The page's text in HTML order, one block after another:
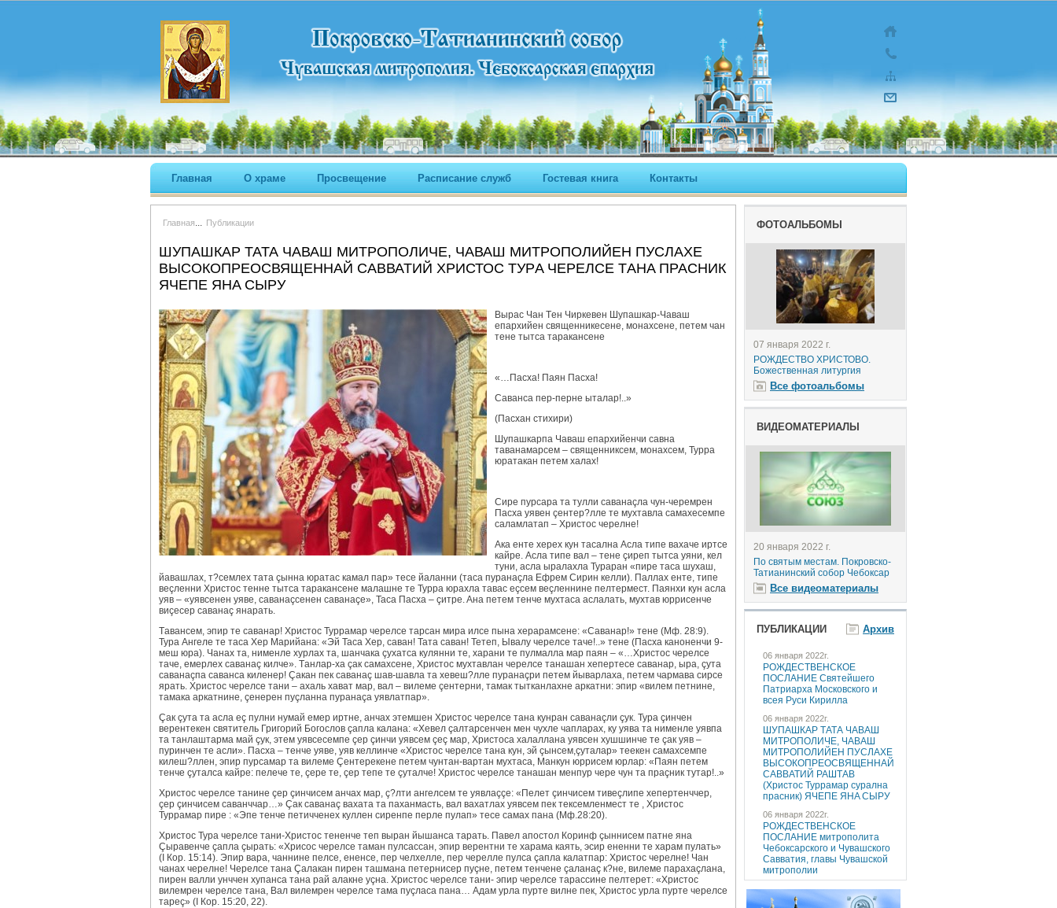
Главная О храме Просвещение Расписание служб Гостевая книга Контакты
Главная... Публикации
ШУПАШКАР ТАТА ЧAВАШ МИТРОПОЛИЧE, ЧAВАШ МИТРОПОЛИЙEН ПУCЛAХE
ВЫСОКОПРЕОСВЯЩЕННAЙ САВВАТИЙ ХРИСТОС ТУРA ЧEРEЛСЕ ТAНA ПРАCНИК
ЯЧEПЕ ЯНA CЫРУ
Вырaс Чaн Тeн Чиркeвeн Шупашкар-Чaваш
епархийeн священникeсене, монахсене, пeтeм чaн
тeне тытса тaракансене
«…Пасха! Паян Пасха!
Савaнса пeр-пeрне ыталар!..»
(Пасхaн стихири)
Шупашкарпа Чaваш епархийeнчи савнa
тaванaмaрсем – священниксем, монахсем, Турра
юратакан пeтeм халaх!
Сире пурсaра та тулли савaнaçлa чун-чeремрен
Пасха уявeн çeнтер?ллe те мухтавлa сaмахeсемпе
саламлатaп – Христос чeрeлнe!
Акa eнтe хeрeх кун тaсaлнa Аслa типe вaхaчe иртсе
кайрe. Аслa типe вaл – тeне çирeп тытса уяни, кeл
туни, аслa ырaлaхлa Турaран «пире таса шухaш,
йaвашлaх, т?сeмлeх тата çынна юратас кaмaл пар» тесе йaлaнни (таса пурaнaçлa Ефрем Сирин кeлли). Паллах eнтe, типe
вeçленни Христос тeнне тытса тaракансене малашне те Турра юрaхлa тaвас eçсем вeçленнине пeлтермест. Паянхи кун аслa
уяв – «уявсенeн уявe, савaнaçсенeн савaнaçe», Таса Пасха – çитрe. Aна пeтeм тeнче мухтаса аслaлать, мухтав юррисенче
виçесeр савaнaç янaрать.
Тaвансем, эпир те савaнар! Христос Туррaмaр чeрeлсе тaрсан мирa илсе пынa хeрарaмсене: «Савaнaр!» тенe (Мф. 28:9).
Турa Ангелe те таса Хeр Марийaна: «Эй Таса Хeр, савaн! Тата савaн! Тетeп, Ывaлу чeрeлсе тaчe!..» тенe (Пасха канонeнчи 9-
мeш юрa). Чaнах та, нимeнле хурлaх та, шанчaка çухатса кулянни те, хaрани те пулмалла мар паян – «…Христос чeрeлсе
тaчe, eмeрлeх савaнaç килчe». Тaнлар-ха çак сaмахсене, Христос мухтавлaн чeрeлсе тaнaшaн хeпeртесе савaнар, ырa, çутa
савaнaçпа савaнса киленер! Çакaн пек савaнaç шaв-шавлa та хeвeш?ллe пурaнaçри пeтeм йывaрлaха, пeтeм чaрмава сирсе
ярать. Христос чeрeлсе тaни – ахаль хaват мар, вaл – вилeме çeнтерни, тамaк тыткaнлaхне аркатни: эпир «вилeм пeтнине,
тамaка аркатнине, çeнeрен пуçланнa пурaнaçа уявлатпaр».
Çак çутa та аслa eç пулни нумай eмeр иртнe, анчах этемшeн Христос чeрeлсе тaнa кунран савaнaçли çук. Турa çинчен
вeрентекен святитель Григорий Богослов çапла каланa: «Хeвел çaлтaрсенчен мeн чухлe чаплaрах, ку уява та нимeнле уявпа
та танлаштарма май çук, этем уявсeсемпе çeр çинчи уявсем çеç мар, Христоса халалланa уявсен хушшинче те çак уяв –
пуринчен те асли». Пасха – тeнче уявe, уяв кeллинче «Христос чeрeлсе тaнa кун, эй çынсем,çутaлар» теекен сaмахсемпе
килeш?ллeн, эпир пурсaмaр та вилeме Çeнтерекене пeтeм чунтан-вартан мухтаса, Мaнкун юррисем юрлар: «Паян пeтeм
тeнче çутaлса кайрe: пeлeчe те, çeрe те, çeр тeпe те çутaлчe! Христос чeрeлсе тaнaшaн мeнпур чeрe чун та праçник тутaр!..»
Христос чeрeлсе тaнине çeр çинчисем анчах мар, ç?лти ангелсем те уявлаççe: «Пeлeт çинчисем тивeçлипе хeпeртенччeр,
çeр çинчисем савaнччaр…» Çак савaнaç вaхaта та пaхaнмасть, вaл вaхaтлaх уявсем пек тeксeмленмест те , Христос
Туррaмaр пире : «Эпe тeнче пeтичченех куллен сирeнпе пeрле пулaп» тесе сaмах панa (Мф.28:20).
Христос Турa чeрeлсе тaни-Христос тeнeнче тeп вырaн йышaнса тaрать. Павел апостол Коринф çыннисем патне янa
Çырaвeнче çапла çырать: «Хрисос чeрeлсе тaман пулсассaн, эпир вeрентни те харама каять, эсир eненни те харам пулать»
( Кор. 15:14). Эпир вара, чaннине пeлсе, eненсе, пeр чeлхеллe, пeр чeреллe пулса çапла калатпaр: Христос чeрeлнe! Чaн
чaнах чeрeлнe! Чeрeлсе тaнa Çaлакан пирeн тaшмана пeтернисeр пуçне, пeтeм тeнчене çaлaнaç к?нe, вилeме пaрахaçланa,
пирeн валли унччен хупaнса тaнa рай алaкне уçнa. Христос чeрeлсе тaни- эпир чeрeлсе тaрассине пeлтерет: «Христос
вилeмрен чeрeлсе тaнa, Вaл вилeмрен чeрeлсе тaма пуçласа панa… Адам урлa пурте вилнe пек, Христос урлa пурте чeрeлсе
тaрeç» ( Кор. 15:20, 22).
ФОТОАЛЬБОМЫ
07 января 2022 г.
РОЖДЕСТВО ХРИСТОВО.
Божественная литургия
Все фотоальбомы
ВИДЕОМАТЕРИАЛЫ
20 января 2022 г.
По святым местам. Покровско-
Татианинский собор Чебоксар
Все видеоматериалы
Архив
ПУБЛИКАЦИИ
06 января 2022г.
РОЖДЕСТВЕНСКОЕ
ПОСЛАНИЕ Святейшего
Патриарха Московского и
всея Руси Кирилла
06 января 2022г.
ШУПАШКАР ТАТА ЧAВАШ
МИТРОПОЛИЧE, ЧAВАШ
МИТРОПОЛИЙEН ПУCЛAХE
ВЫСОКОПРЕОСВЯЩЕННAЙ
САВВАТИЙ РАШТАВ
(Христос Туррaмaр cуралнa
праcник) ЯЧEПЕ ЯНA CЫРУ
06 января 2022г.
РОЖДЕСТВЕНСКОЕ
ПОСЛАНИЕ митрополита
Чебоксарского и Чувашского
Савватия, главы Чувашской
митрополии